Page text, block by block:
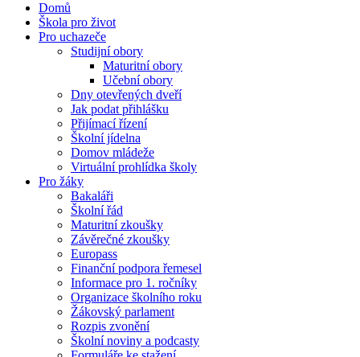
Domů
Škola pro život
Pro uchazeče
Studijní obory
Maturitní obory
Učební obory
Dny otevřených dveří
Jak podat přihlášku
Přijímací řízení
Školní jídelna
Domov mládeže
Virtuální prohlídka školy
Pro žáky
Bakaláři
Školní řád
Maturitní zkoušky
Závěrečné zkoušky
Europass
Finanční podpora řemesel
Informace pro 1. ročníky
Organizace školního roku
Žákovský parlament
Rozpis zvonění
Školní noviny a podcasty